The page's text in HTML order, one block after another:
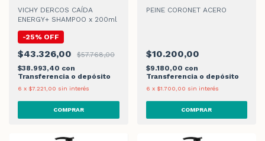
VICHY DERCOS CAÍDA
ENERGY+ SHAMPOO x 200ml
-25% OFF
$43.326,00
$57.768,00
$38.993,40 con
Transferencia o depósito
6 x $7.221,00 sin interés
PEINE CORONET ACERO
$10.200,00
$9.180,00 con
Transferencia o depósito
6 x $1.700,00 sin interés